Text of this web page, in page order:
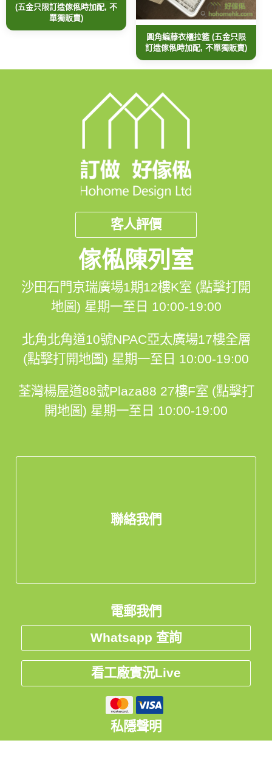
(五金只限訂造傢俬時加配, 不
單獨販賣)
圓角編藤衣櫃拉籃 (五金只限
訂造傢俬時加配, 不單獨販賣)
客人評價
傢俬陳列室
沙田石門京瑞廣場1期12樓K室 (點擊打開
地圖) 星期一至日 10:00-19:00
北角北角道10號NPAC亞太廣場17樓全層
(點擊打開地圖) 星期一至日 10:00-19:00
荃灣楊屋道88號Plaza88 27樓F室 (點擊打
開地圖) 星期一至日 10:00-19:00
聯絡我們
電郵我們
Whatsapp 查詢
看工廠實況Live
私隱聲明